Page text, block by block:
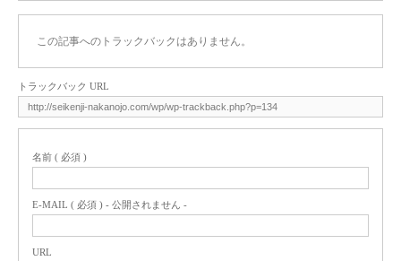
この記事へのトラックバックはありません。
トラックバック URL
名前 ( 必須 )
E-MAIL ( 必須 ) - 公開されません -
URL